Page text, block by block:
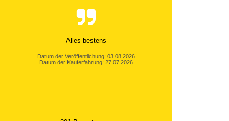
Alles bestens
Datum der Veröffentlichung: 03.08.2026
Datum der Kauferfahrung: 27.07.2026